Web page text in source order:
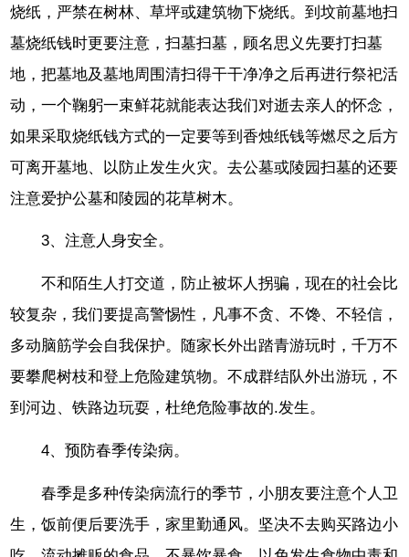
烧纸，严禁在树林、草坪或建筑物下烧纸。到坟前墓地扫
墓烧纸钱时更要注意，扫墓扫墓，顾名思义先要打扫墓
地，把墓地及墓地周围清扫得干干净净之后再进行祭祀活
动，一个鞠躬一束鲜花就能表达我们对逝去亲人的怀念，
如果采取烧纸钱方式的一定要等到香烛纸钱等燃尽之后方
可离开墓地、以防止发生火灾。去公墓或陵园扫墓的还要
注意爱护公墓和陵园的花草树木。
3、注意人身安全。
不和陌生人打交道，防止被坏人拐骗，现在的社会比
较复杂，我们要提高警惕性，凡事不贪、不馋、不轻信，
多动脑筋学会自我保护。随家长外出踏青游玩时，千万不
要攀爬树枝和登上危险建筑物。不成群结队外出游玩，不
到河边、铁路边玩耍，杜绝危险事故的.发生。
4、预防春季传染病。
春季是多种传染病流行的季节，小朋友要注意个人卫
生，饭前便后要洗手，家里勤通风。坚决不去购买路边小